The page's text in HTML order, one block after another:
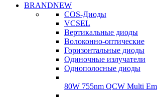
Гироскопы
Подробнее
Надежные поставки
Гироскопы
Подробнее
BRANDNEW
COS-Диоды
VCSEL
Вертикальные диоды
Волоконно-оптические
Горизонтальные диоды
Одиночные излучатели
Однополосные диоды
80W 755nm QCW Multi